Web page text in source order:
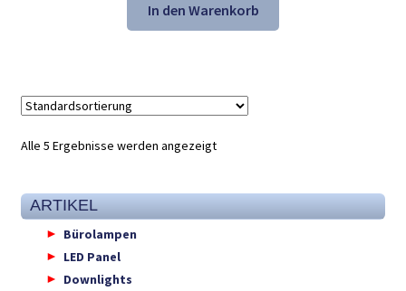
war:
41,31 €
ist:
27,98 €.
In den Warenkorb
Alle 5 Ergebnisse werden angezeigt
ARTIKEL
Bürolampen
LED Panel
Downlights